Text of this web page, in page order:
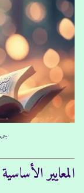
المعايير